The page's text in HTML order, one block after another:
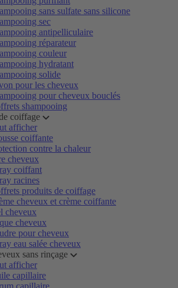
sans sulfate sans silicone
sec
antipelliculaire
réparateur
couleur
hydratant
solide
pour les cheveux
pour cheveux bouclés
shampooing
coiffage
afficher
coiffante
contre la chaleur
cheveux
coiffant
racines
produits de coiffage
cheveux et crème coiffante
cheveux
cheveux
pour cheveux
eau salée cheveux
sans rinçage
afficher
capillaire
capillaire